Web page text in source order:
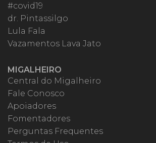
#covid19
dr. Pintassilgo
Lula Fala
Vazamentos Lava Jato
MIGALHEIRO
Central do Migalheiro
Fale Conosco
Apoiadores
Fomentadores
Perguntas Frequentes